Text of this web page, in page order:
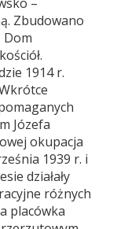
Zbudowano
Dom
1914 r.
Józefa
okupacja
1939 r. i
działały
różnych
placówka